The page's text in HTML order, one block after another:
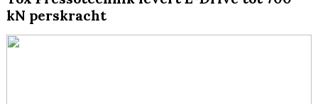
kN perskracht